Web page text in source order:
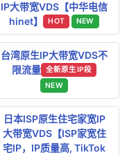
IP大带宽VDS【中华电信
hinet】 HOT NEW
台湾原生IP大带宽VDS不
限流量 全新原生IP段
NEW
日本ISP原生住宅家宽IP
大带宽VDS【ISP家宽住
宅IP，IP质量高, TikTok